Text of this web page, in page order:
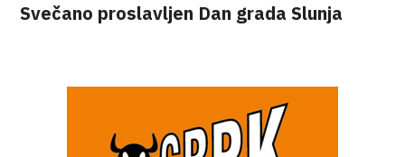
Svečano proslavljen Dan grada Slunja